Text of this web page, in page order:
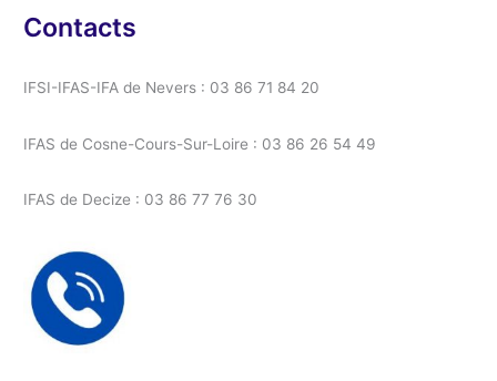
Contacts
IFSI-IFAS-IFA de Nevers : 03 86 71 84 20
IFAS de Cosne-Cours-Sur-Loire : 03 86 26 54 49
IFAS de Decize : 03 86 77 76 30